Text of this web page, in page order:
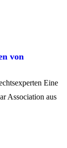
von
Eine
Association aus